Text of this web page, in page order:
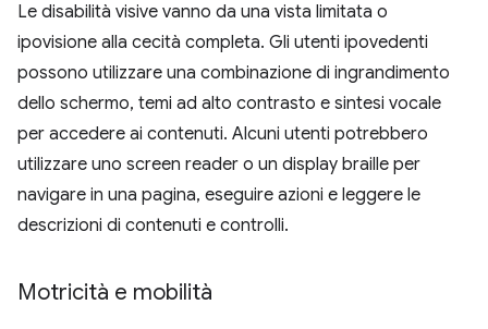
Le disabilità visive vanno da una vista limitata o
ipovisione alla cecità completa. Gli utenti ipovedenti
possono utilizzare una combinazione di ingrandimento
dello schermo, temi ad alto contrasto e sintesi vocale
per accedere ai contenuti. Alcuni utenti potrebbero
utilizzare uno screen reader o un display braille per
navigare in una pagina, eseguire azioni e leggere le
descrizioni di contenuti e controlli.
Motricità e mobilità